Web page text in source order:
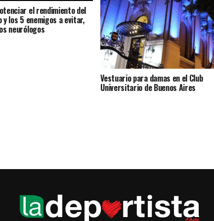
el rendimiento del
y los 5 enemigos a evitar,
neurólogos
Vestuario para damas en el Club
Universitario de Buenos Aires